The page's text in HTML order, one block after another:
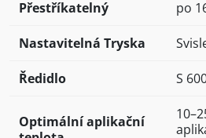
Přestříkatelný po
Nastavitelná Tryska
Ředidlo S
Optimální aplikační